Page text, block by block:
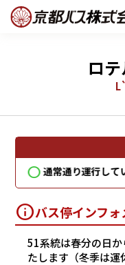
ロ
通常通り運行して
バス停インフ
51系統は春分の日
たします（冬季は運